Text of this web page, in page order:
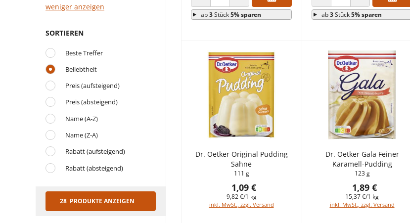
weniger anzeigen
SORTIEREN
Beste Treffer
Beliebtheit
Preis (aufsteigend)
Preis (absteigend)
Name (A-Z)
Name (Z-A)
Rabatt (aufsteigend)
Rabatt (absteigend)
28 PRODUKTE ANZEIGEN
ANZAHL VERRINGERNANZAHL ERHÖHEN
ab3Stück5% sparen
ANZAHL VERRINGERNANZAHL ERHÖHEN
ab3Stück5% sparen
Dr. Oetker Original Pudding
Sahne
111 g
1,09 €
9,82 €/1 kg
inkl. MwSt., zzgl. Versand
Dr. Oetker Gala Feiner
Karamell-Pudding
123 g
1,89 €
15,37 €/1 kg
inkl. MwSt., zzgl. Versand